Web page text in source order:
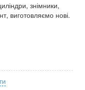
знімники,
виготовляємо нові.